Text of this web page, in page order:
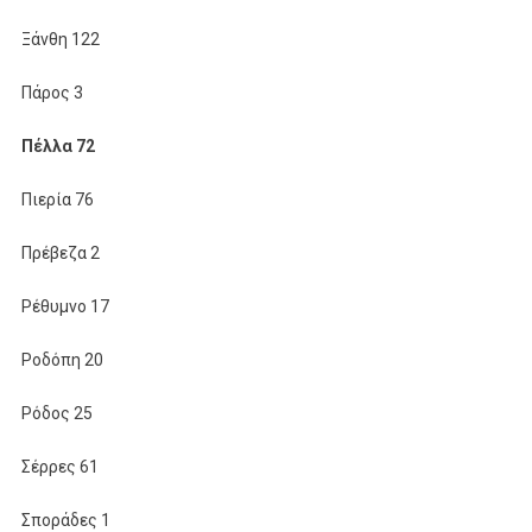
Ξάνθη 122
Πάρος 3
Πέλλα 72
Πιερία 76
Πρέβεζα 2
Ρέθυμνο 17
Ροδόπη 20
Ρόδος 25
Σέρρες 61
Σποράδες 1